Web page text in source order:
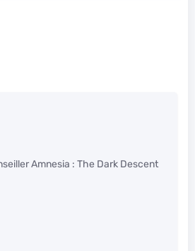
Amnesia : The Dark Descent